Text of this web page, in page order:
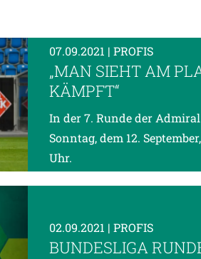
07.09.2021 | PROFIS
„MAN SIEHT AM
KÄMPFT“
In der 7. Runde der
Sonntag, dem 12.
Uhr.
02.09.2021 | PROFIS
BUNDESLIGA